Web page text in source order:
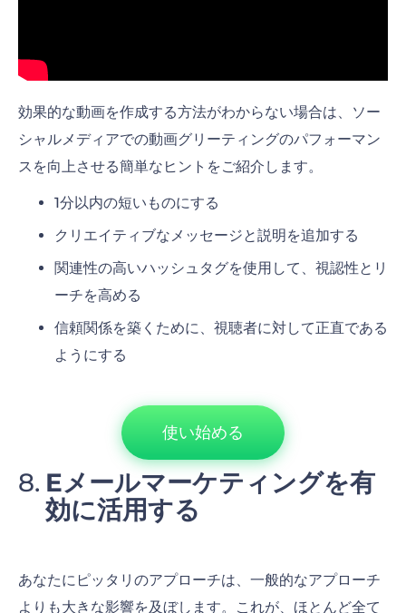
効果的な動画を作成する方法がわからない場合は、ソー
シャルメディアでの動画グリーティングのパフォーマン
スを向上させる簡単なヒントをご紹介します。
1分以内の短いものにする
クリエイティブなメッセージと説明を追加する
関連性の高いハッシュタグを使用して、視認性とリ
ーチを高める
信頼関係を築くために、視聴者に対して正直である
ようにする
使い始める
Eメールマーケティングを有
効に活用する
あなたにピッタリのアプローチは、一般的なアプローチ
よりも大きな影響を及ぼします。これが、ほとんど全て